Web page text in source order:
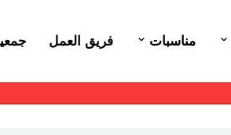
مناسبات فريق العمل